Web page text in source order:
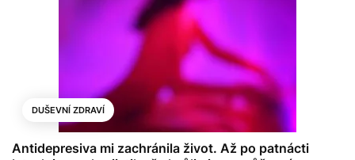
DUŠEVNÍ ZDRAVÍ
Antidepresiva mi zachránila život. Až po patnácti